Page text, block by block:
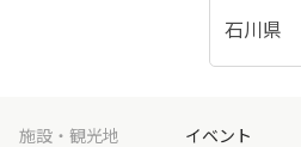
石川県
施設・観光地 イベント